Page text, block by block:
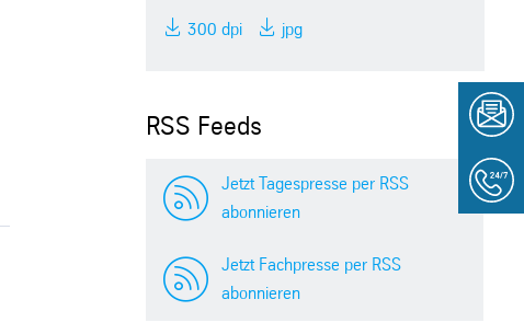
300 dpi jpg
RSS Feeds
Jetzt Tagespresse per RSS
abonnieren
Jetzt Fachpresse per RSS
abonnieren